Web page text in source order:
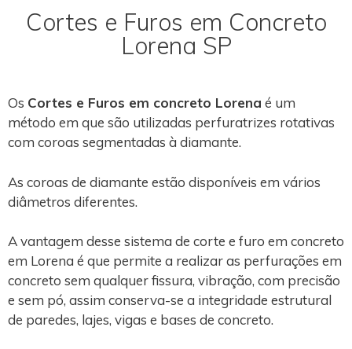
Cortes e Furos em Concreto
Lorena SP
Os Cortes e Furos em concreto Lorena é um
método em que são utilizadas perfuratrizes rotativas
com coroas segmentadas à diamante.
As coroas de diamante estão disponíveis em vários
diâmetros diferentes.
A vantagem desse sistema de corte e furo em concreto
em Lorena é que permite a realizar as perfurações em
concreto sem qualquer fissura, vibração, com precisão
e sem pó, assim conserva-se a integridade estrutural
de paredes, lajes, vigas e bases de concreto.